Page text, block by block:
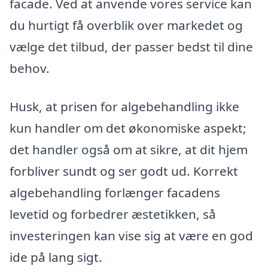
facade. Ved at anvende vores service kan
du hurtigt få overblik over markedet og
vælge det tilbud, der passer bedst til dine
behov.
Husk, at prisen for algebehandling ikke
kun handler om det økonomiske aspekt;
det handler også om at sikre, at dit hjem
forbliver sundt og ser godt ud. Korrekt
algebehandling forlænger facadens
levetid og forbedrer æstetikken, så
investeringen kan vise sig at være en god
ide på lang sigt.